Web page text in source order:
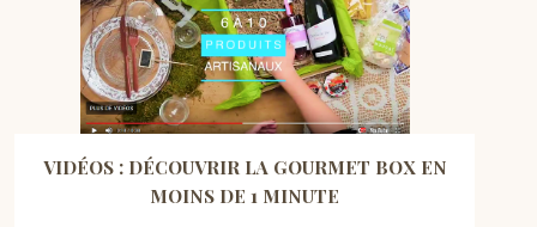
VIDÉOS : DÉCOUVRIR LA GOURMET BOX EN
MOINS DE 1 MINUTE